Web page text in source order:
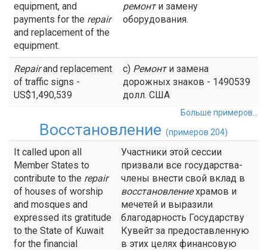
equipment, and
payments for the repair
and replacement of the
equipment.
ремонти замену
оборудования.
Repairand replacement
of traffic signs -
US$1,490,539
с) Ремонти замена
дорожных знаков - 1490539
долл. США
Больше примеров...
Восстановление (примеров 204)
It called upon all
Member States to
contribute to the repair
of houses of worship
and mosques and
expressed its gratitude
to the State of Kuwait
for the financial
Участники этой сессии
призвали все государства-
члены внести свой вклад в
восстановлениехрамов и
мечетей и выразили
благодарность Государству
Кувейт за предоставленную
в этих целях финансовую